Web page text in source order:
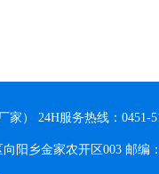
） 24H服务热线：0451-
阳乡金家农开区003 邮编